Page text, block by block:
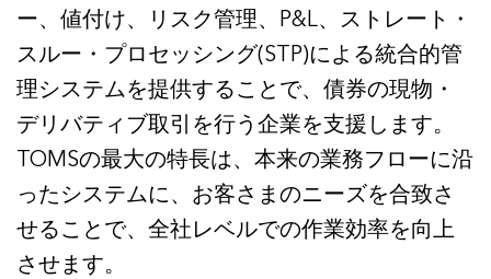
ー、値付け、リスク管理、P&L、ストレート・
スルー・プロセッシング(STP)による統合的管
理システムを提供することで、債券の現物・
デリバティブ取引を行う企業を支援します。
TOMSの最大の特長は、本来の業務フローに沿
ったシステムに、お客さまのニーズを合致さ
せることで、全社レベルでの作業効率を向上
させます。